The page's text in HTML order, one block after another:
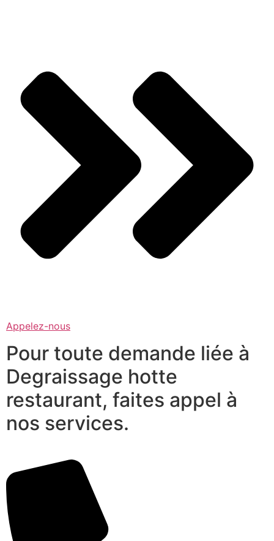
Appelez-nous
Pour toute demande liée à
Degraissage hotte
restaurant, faites appel à
nos services.